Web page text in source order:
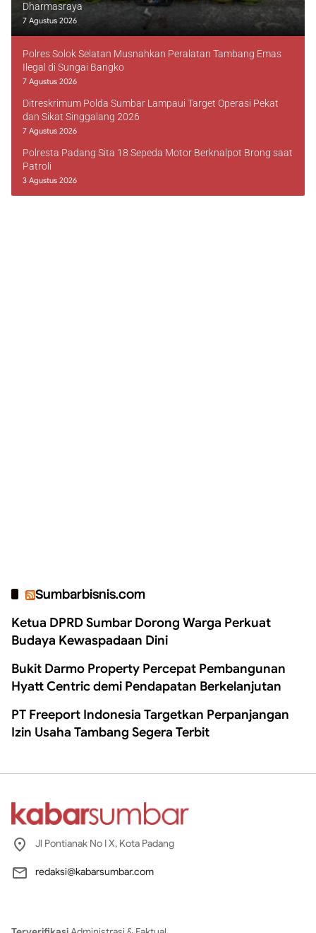
Dharmasraya
7 Agustus 2026
Polres Solok Selatan Musnahkan Peralatan Tambang Emas
Ilegal di Sungai Bangko
7 Agustus 2026
Ditreskrimum Polda Sumbar Lampaui Target Operasi Pekat
dan Sikat Singgalang 2026
7 Agustus 2026
Polresta Padang Sita 18 Sepeda Motor Berknalpot Brong saat
Patroli
3 Agustus 2026
Sumbarbisnis.com
Ketua DPRD Sumbar Dorong Warga Perkuat
Budaya Kewaspadaan Dini
Bukit Darmo Property Percepat Pembangunan
Hyatt Centric demi Pendapatan Berkelanjutan
PT Freeport Indonesia Targetkan Perpanjangan
Izin Usaha Tambang Segera Terbit
Jl Pontianak No I X, Kota Padang
redaksi@kabarsumbar.com